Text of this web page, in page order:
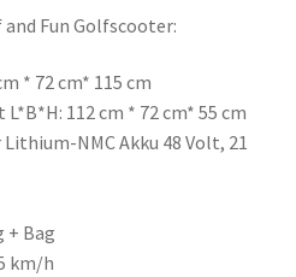
Fun Golfscooter:
* 72 cm* 115 cm
112 cm * 72 cm* 55 cm
NMC Akku 48 Volt, 21
+ Bag
km/h